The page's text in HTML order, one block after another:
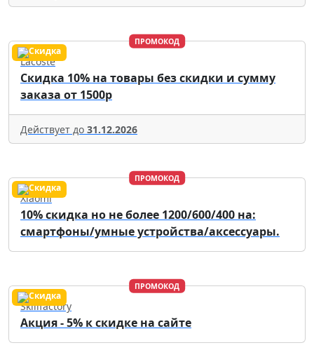
ПРОМОКОД
Lacoste
Скидка 10% на товары без скидки и сумму
заказа от 1500р
Действует до 31.12.2026
ПРОМОКОД
Xiaomi
10% скидка но не более 1200/600/400 на:
смартфоны/умные устройства/аксессуары.
ПРОМОКОД
Skillfactory
Акция - 5% к скидке на сайте